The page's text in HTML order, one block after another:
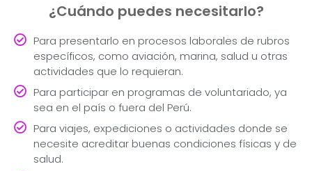
¿Cuándo puedes necesitarlo?
Para presentarlo en procesos laborales de rubros
específicos, como aviación, marina, salud u otras
actividades que lo requieran.
Para participar en programas de voluntariado, ya
sea en el país o fuera del Perú.
Para viajes, expediciones o actividades donde se
necesite acreditar buenas condiciones físicas y de
salud.